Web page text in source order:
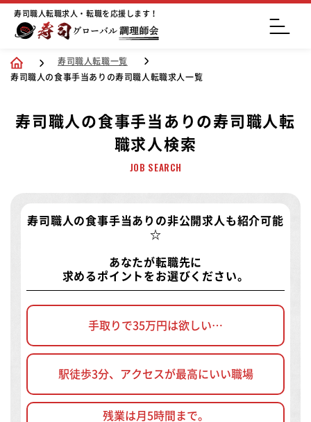
寿司職人転職求人・転職を応援します！
寿司職人転職一覧
寿司職人の食事手当ありの寿司職人転職求人一覧
寿司職人の食事手当ありの寿司職人転
職求人検索
JOB SEARCH
寿司職人の食事手当ありの非公開求人 も紹介可能
☆
あなたが転職先に
求めるポイントをお選びください。
手取りで35万円は欲しい…
駅徒歩3分、アクセスが最高にいい職場
残業は月5時間まで。